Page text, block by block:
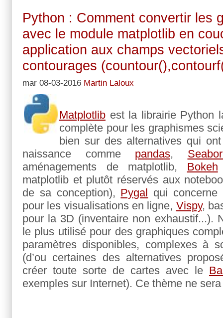
Python : Comment convertir les
avec le module matplotlib en
application aux champs
contourages
mar 08-03-2016 Martin Laloux
Matplotlib est la librairie Python
complète pour les graphismes
bien sur des alternatives qui
naissance comme pandas,
aménagements de matplotlib, Bokeh
matplotlib et plutôt réservés aux
de sa conception), Pygal
qui
pour les visualisations en ligne, Vispy,
pour la 3D (inventaire non exhaustif...).
le plus utilisé pour des graphiques
paramètres disponibles, complexes à
(d’ou certaines des alternatives
créer toute sorte de cartes avec le
exemples sur Internet). Ce thème ne